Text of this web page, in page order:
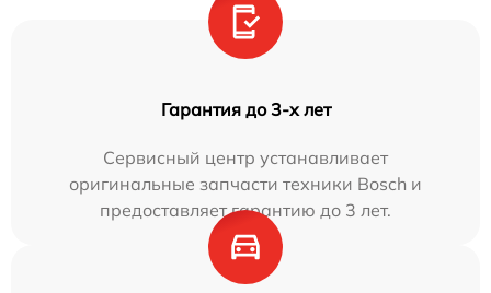
Гарантия до 3-х лет
Сервисный центр устанавливает
оригинальные запчасти техники Bosch и
предоставляет гарантию до 3 лет.